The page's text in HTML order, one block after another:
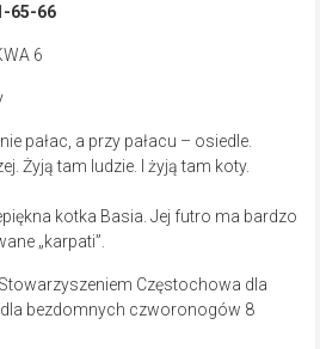
65-66
6
pałac, a przy pałacu – osiedle.
Żyją tam ludzie. I żyją tam koty.
kotka Basia. Jej futro ma bardzo
„karpati”.